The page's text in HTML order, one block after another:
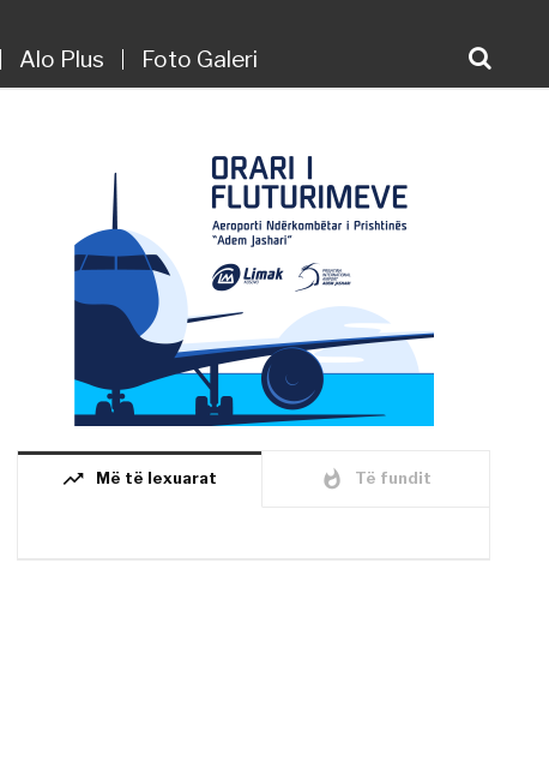
Alo Plus Foto Galeri
trending_up Më të lexuarat whatshot Të fundit